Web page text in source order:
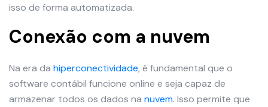
isso de forma automatizada.
Conexão com a nuvem
Na era da hiperconectividade, é fundamental que o
software contábil funcione online e seja capaz de
armazenar todos os dados na nuvem. Isso permite que